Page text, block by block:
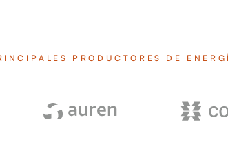
PRODUCTORES DE